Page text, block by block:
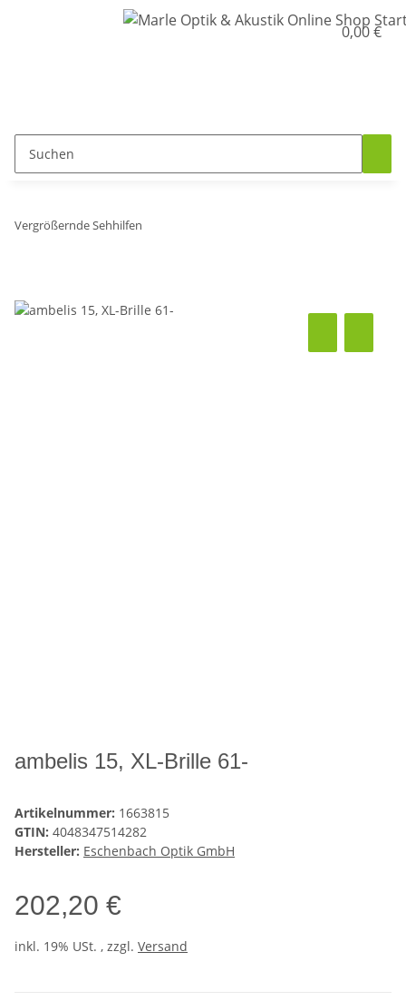
0,00 €
Vergrößernde Sehhilfen
ambelis 15, XL-Brille 61-
Artikelnummer: 1663815
GTIN: 4048347514282
Hersteller: Eschenbach Optik GmbH
202,20 €
inkl. 19% USt. , zzgl. Versand